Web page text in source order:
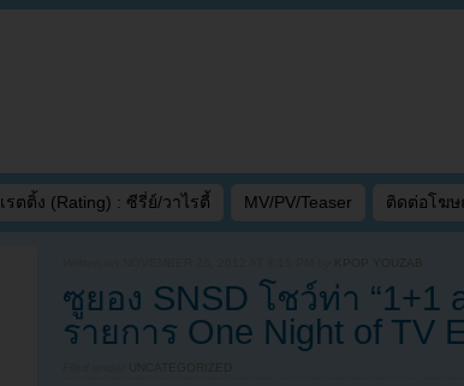
เรตติ้ง (Rating) : ซีรี่ย์/วาไรตี้ MV/PV/Teaser ติดต่อโฆ
KPOP YOUZAB
ซูยอง SNSD โชว์ท่า “1+1
รายการ One Night of TV
UNCATEGORIZED